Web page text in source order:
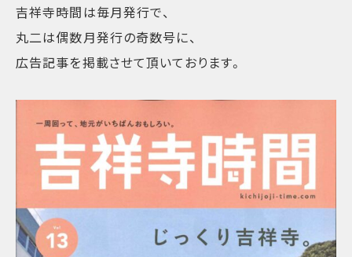
吉祥寺時間は毎月発行で、
丸二は偶数月発行の奇数号に、
広告記事を掲載させて頂いております。